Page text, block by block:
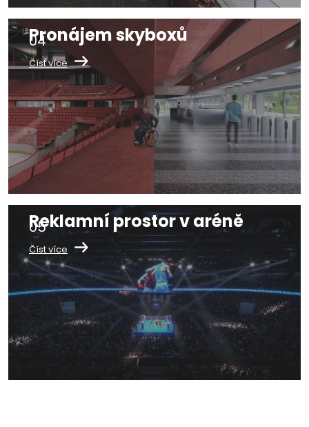
Pronájem skyboxů
Číst více
Reklamní prostor v aréně
Číst více